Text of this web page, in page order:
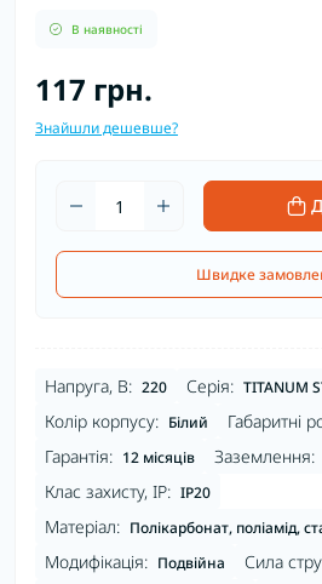
В наявності
117 грн.
Знайшли дешевше?
Швидке
Напруга, В: 220 Серія: TITANUM
Колір корпусу: Білий Габаритні
Гарантія: 12 місяців Заземлення:
Клас захисту, IP: IP20
Матеріал: Полікарбонат, поліамід,
Модифікація: Подвійна Сила